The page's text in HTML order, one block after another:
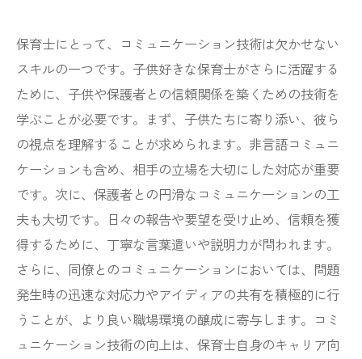
保育士にとって、コミュニケーション技術は欠かせない
スキルの一つです。子供好きな保育士がさらに活躍する
ために、子供や保護者との信頼関係を築くための技術を
学ぶことが必要です。まず、子供たちに寄り添い、彼ら
の視点を理解することが求められます。非言語コミュニ
ケーションも含め、相手の立場を大切にした対応が重要
です。次に、保護者との円滑なコミュニケーションの工
夫も大切です。日々の報告や要望を受け止め、信頼を獲
得するために、丁寧な言葉遣いや説明力が問われます。
さらに、同僚とのコミュニケーションにおいては、問題
発生時の迅速な対応力やアイディアの共有を積極的に行
うことが、より良い職場環境の醸成に寄与します。コミ
ュニケーション技術の向上は、保育士自身のキャリア向